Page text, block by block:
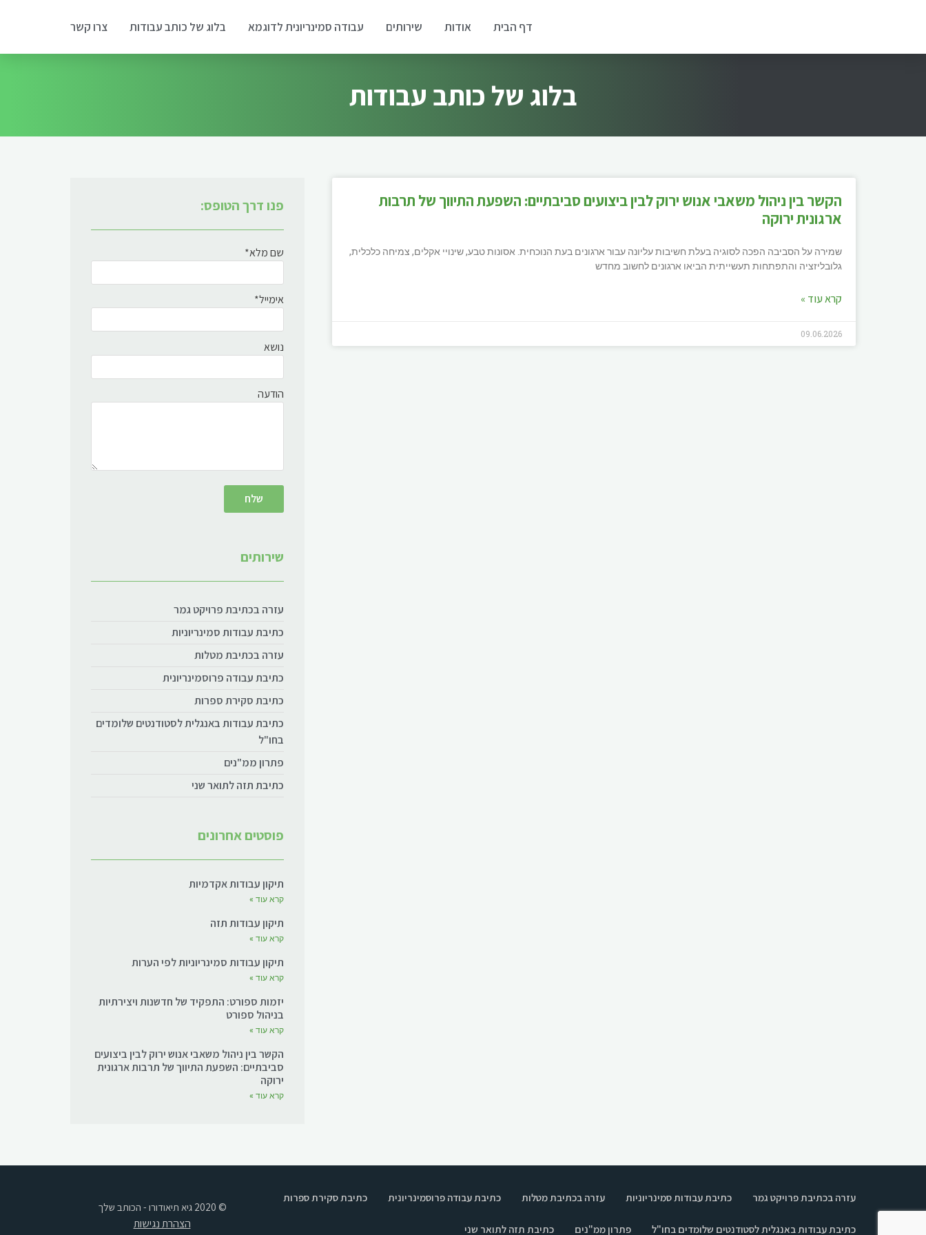
דף הבית אודות שירותים עבודה סמינריונית לדוגמא בלוג של כותב עבודות צרו קשר
בלוג של כותב עבודות
הקשר בין ניהול משאבי אנוש ירוק לבין ביצועים סביבתיים: השפעת התיווך של תרבות
ארגונית ירוקה
שמירה על הסביבה הפכה לסוגיה בעלת חשיבות עליונה עבור ארגונים בעת הנוכחית. אסונות טבע, שינויי אקלים, צמיחה כלכלית,
גלובליזציה והתפתחות תעשייתית הביאו ארגונים לחשוב מחדש
קרא עוד »
09.06.2026
פנו דרך הטופס:
שם מלא*
אימייל*
נושא
הודעה
שירותים
עזרה בכתיבת פרויקט גמר
כתיבת עבודות סמינריוניות
עזרה בכתיבת מטלות
כתיבת עבודה פרוסמינריונית
כתיבת סקירת ספרות
כתיבת עבודות באנגלית לסטודנטים שלומדים
בחו"ל
פתרון ממ"נים
כתיבת תזה לתואר שני
פוסטים אחרונים
תיקון עבודות אקדמיות
קרא עוד »
תיקון עבודות תזה
קרא עוד »
תיקון עבודות סמינריוניות לפי הערות
קרא עוד »
יזמות ספורט: התפקיד של חדשנות ויצירתיות
בניהול ספורט
קרא עוד »
הקשר בין ניהול משאבי אנוש ירוק לבין ביצועים
סביבתיים: השפעת התיווך של תרבות ארגונית
ירוקה
קרא עוד »
עזרה בכתיבת פרויקט גמר כתיבת עבודות סמינריוניות עזרה בכתיבת מטלות כתיבת עבודה פרוסמינריונית כתיבת סקירת ספרות
כתיבת עבודות באנגלית לסטודנטים שלומדים בחו"ל פתרון ממ"נים כתיבת תזה לתואר שני
© 2020 גיא תיאודורו - הכותב שלך
הצהרת נגישות